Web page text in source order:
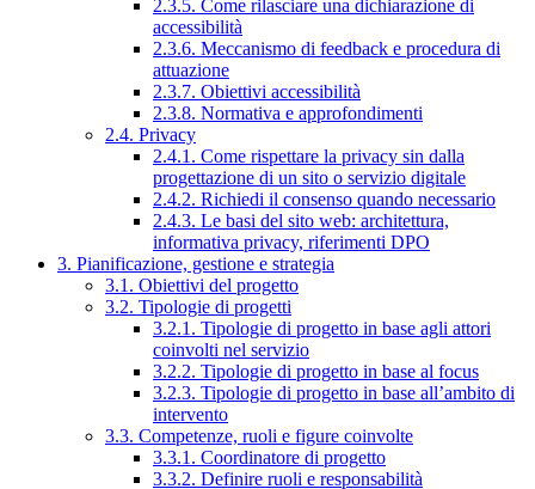
2.3.5. Come rilasciare una dichiarazione di
accessibilità
2.3.6. Meccanismo di feedback e procedura di
attuazione
2.3.7. Obiettivi accessibilità
2.3.8. Normativa e approfondimenti
2.4. Privacy
2.4.1. Come rispettare la privacy sin dalla
progettazione di un sito o servizio digitale
2.4.2. Richiedi il consenso quando necessario
2.4.3. Le basi del sito web: architettura,
informativa privacy, riferimenti DPO
3. Pianificazione, gestione e strategia
3.1. Obiettivi del progetto
3.2. Tipologie di progetti
3.2.1. Tipologie di progetto in base agli attori
coinvolti nel servizio
3.2.2. Tipologie di progetto in base al focus
3.2.3. Tipologie di progetto in base all’ambito di
intervento
3.3. Competenze, ruoli e figure coinvolte
3.3.1. Coordinatore di progetto
3.3.2. Definire ruoli e responsabilità